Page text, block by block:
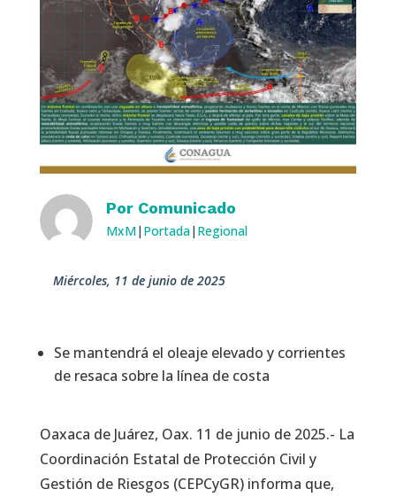
Por Comunicado
MxM| Portada| Regional
miércoles, 11 de junio de 2025
Se mantendrá el oleaje elevado y corrientes
de resaca sobre la línea de costa
Oaxaca de Juárez, Oax. 11 de junio de 2025.- La
Coordinación Estatal de Protección Civil y
Gestión de Riesgos (CEPCyGR) informa que,